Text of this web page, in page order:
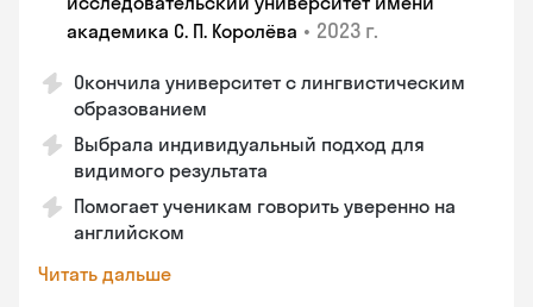
академика С. П. Королёва • 2023 г.
Окончила университет с лингвистическим
образованием
Выбрала индивидуальный подход для
видимого результата
Помогает ученикам говорить уверенно на
английском
Читать дальше